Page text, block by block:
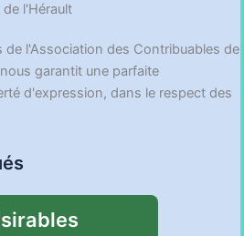
l'Hérault
de l'Association des Contribuables de
garantit une parfaite
d'expression, dans le respect des